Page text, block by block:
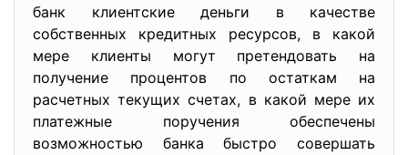
банк клиентские деньги в качестве
собственных кредитных ресурсов, в какой
мере клиенты могут претендовать на
получение процентов по остаткам на
расчетных текущих счетах, в какой мере их
платежные поручения обеспечены
возможностью банка быстро совершать